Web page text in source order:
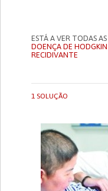
ESTÁ A VER TODAS
DOENÇA DE
RECIDIVANTE
1 SOLUÇÃO